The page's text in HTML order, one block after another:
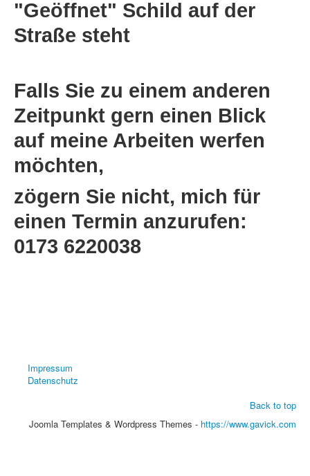
"Geöffnet" Schild auf der
Straße steht
Falls Sie zu einem anderen
Zeitpunkt gern einen Blick
auf meine Arbeiten werfen
möchten,
zögern Sie nicht, mich für
einen Termin anzurufen:
0173 6220038
Impressum
Datenschutz
Back to top
Joomla Templates & Wordpress Themes - https://www.gavick.com